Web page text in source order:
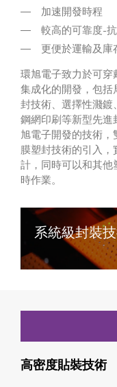
加速開發時程
較高的可靠度-
更便於運輸及庫
環旭電子致力於可穿
集成化的開發，包
封技術、選擇性濺
鋼網印刷等新型先
旭電子開發的技術
膜塑封技術的引入
計，同時可以和其
時作業。
系統級封裝
高密度貼裝技術